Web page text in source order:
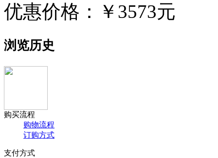
优惠价格：
￥3573元
浏览历史
购买流程
购物流程
订购方式
支付方式